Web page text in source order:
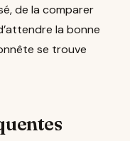
de la comparer
la bonne
se trouve